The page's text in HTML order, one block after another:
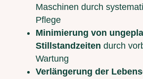
Maschinen durch
Pflege
Minimierung von
Stillstandzeiten durch
Wartung
Verlängerung der